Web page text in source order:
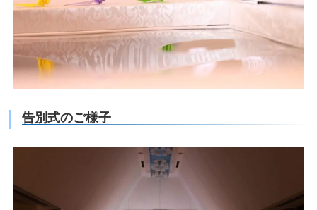
告別式のご様子